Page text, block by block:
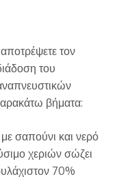
τον
του
βήματα:
σαπούνι και νερό
χεριών σώζει
70%